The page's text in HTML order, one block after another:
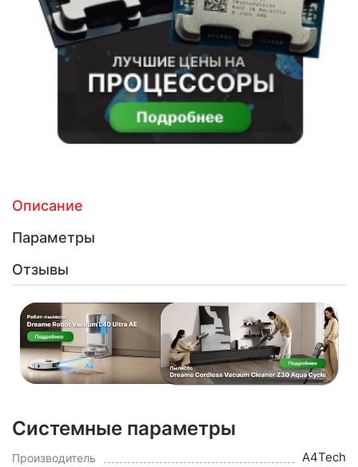
Описание
Параметры
Отзывы
Системные параметры
Производитель A4Tech